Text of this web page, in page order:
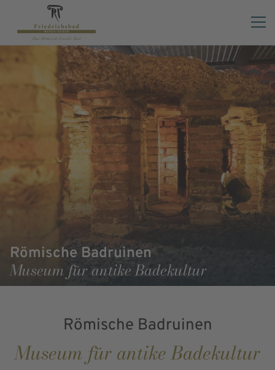
Römische Badruinen
Museum für antike Badekultur
Römische Badruinen
Museum für antike Badekultur